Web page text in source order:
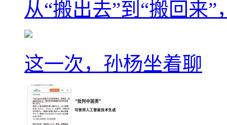
从“搬出去”到“搬回来
这一次，孙杨坐着聊